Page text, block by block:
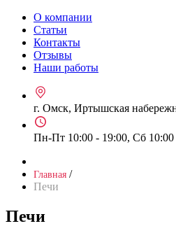
О компании
Статьи
Контакты
Отзывы
Наши работы
г. Омск, Иртышская
Пн-Пт 10:00 - 19:00, Сб
Главная /
Печи
Печи